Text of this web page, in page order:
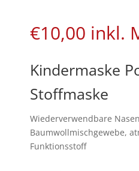
€10,00 inkl.
Kindermaske
Stoffmaske
Wiederverwendbare
Baumwollmischgewebe,
Funktionsstoff